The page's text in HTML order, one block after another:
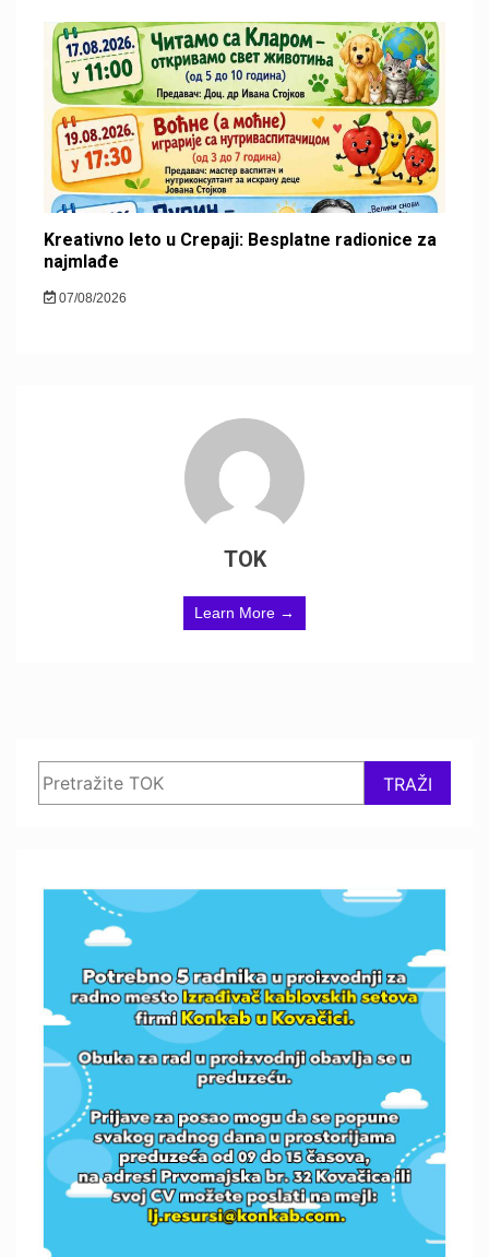
Kreativno leto u Crepaji: Besplatne radionice za
najmlađe
07/08/2026
TOK
Learn More →
TRAŽI